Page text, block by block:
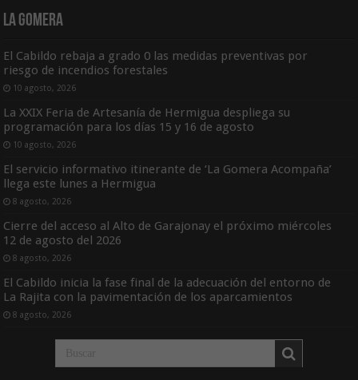
La Gomera
El Cabildo rebaja a grado 0 las medidas preventivas por
riesgo de incendios forestales
10 agosto, 2026
La XXIX Feria de Artesanía de Hermigua despliega su
programación para los días 15 y 16 de agosto
10 agosto, 2026
El servicio informativo itinerante de ‘La Gomera Acompaña’
llega este lunes a Hermigua
8 agosto, 2026
Cierre del acceso al Alto de Garajonay el próximo miércoles
12 de agosto del 2026
8 agosto, 2026
El Cabildo inicia la fase final de la adecuación del entorno de
La Rajita con la pavimentación de los aparcamientos
8 agosto, 2026